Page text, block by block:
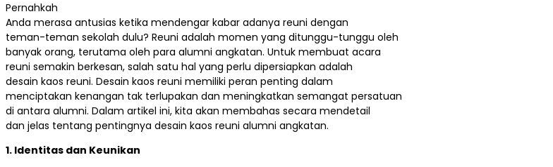
Pernahkah
Anda merasa antusias ketika mendengar kabar adanya reuni dengan
teman-teman sekolah dulu? Reuni adalah momen yang ditunggu-tunggu oleh
banyak orang, terutama oleh para alumni angkatan. Untuk membuat acara
reuni semakin berkesan, salah satu hal yang perlu dipersiapkan adalah
desain kaos reuni. Desain kaos reuni memiliki peran penting dalam
menciptakan kenangan tak terlupakan dan meningkatkan semangat persatuan
di antara alumni. Dalam artikel ini, kita akan membahas secara mendetail
dan jelas tentang pentingnya desain kaos reuni alumni angkatan.
1. Identitas dan Keunikan